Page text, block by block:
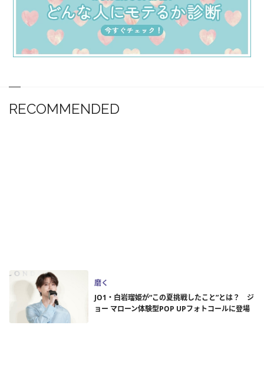
RECOMMENDED
磨く
JO1・白岩瑠姫が“この夏挑戦したこと”とは？ ジ
ョー マローン体験型POP UPフォトコールに登場